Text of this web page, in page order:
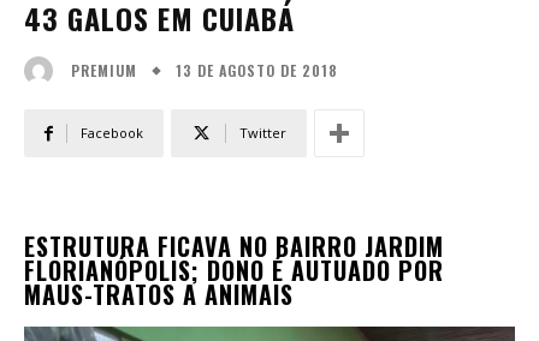
43 GALOS EM CUIABÁ
PREMIUM 13 DE AGOSTO DE 2018
Facebook Twitter
ESTRUTURA FICAVA NO BAIRRO JARDIM
FLORIANÓPOLIS; DONO É AUTUADO POR
MAUS-TRATOS A ANIMAIS